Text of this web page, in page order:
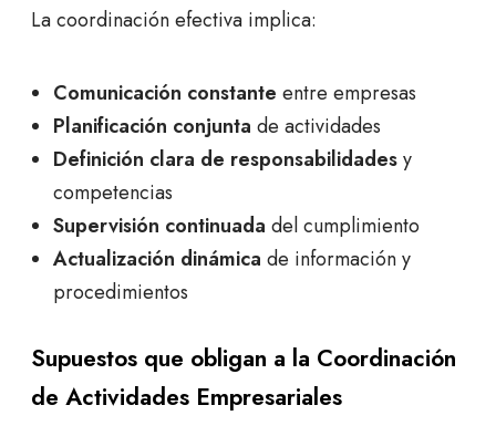
La coordinación efectiva implica:
Comunicación constante entre empresas
Planificación conjunta de actividades
Definición clara de responsabilidadesy
competencias
Supervisión continuada del cumplimiento
Actualización dinámica de información y
procedimientos
Supuestos que obligan a la Coordinación
de Actividades Empresariales